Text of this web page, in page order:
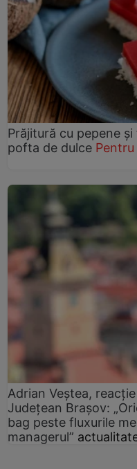
Prăjitură cu pepene
pofta de dulce Pentru
Adrian Veștea,
Județean Brașov:
bag peste fluxurile
managerul”